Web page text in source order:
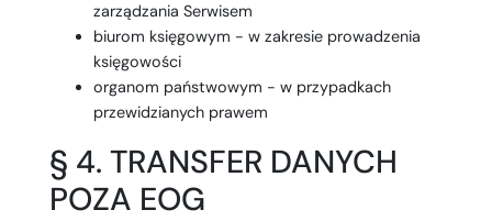
zarządzania Serwisem
biurom księgowym - w zakresie prowadzenia
księgowości
organom państwowym - w przypadkach
przewidzianych prawem
§ 4. TRANSFER DANYCH
POZA EOG